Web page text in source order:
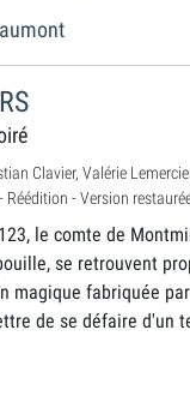
Clavier, Valérie
Réédition - Version
le comte de
se retrouvent
magique fabriquée
de se défaire d'un